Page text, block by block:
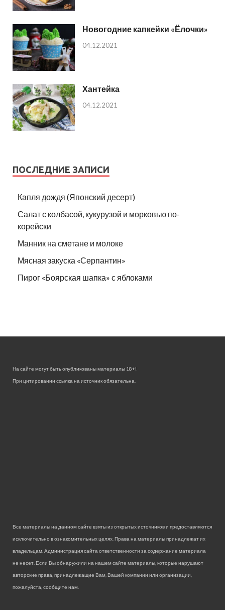
Новогодние капкейки «Ёлочки»
04.12.2021
Хантейка
04.12.2021
ПОСЛЕДНИЕ ЗАПИСИ
Капля дождя (Японский десерт)
Салат с колбасой, кукурузой и морковью по-
корейски
Манник на сметане и молоке
Мясная закуска «Серпантин»
Пирог «Боярская шапка» с яблоками
На сайте могут быть опубликованы материалы 18+!
При цитировании ссылка на источник обязательна.
Все материалы на данном сайте взяты из открытых источников и предоставляются
исключительно в ознакомительных целях. Права на материалы принадлежат их
владельцам. Администрация сайта ответственности за содержание материала
не несет. Если Вы обнаружили на нашем сайте материалы, которые нарушают
авторские права, принадлежащие Вам, Вашей компании или организации,
пожалуйста, сообщите нам.